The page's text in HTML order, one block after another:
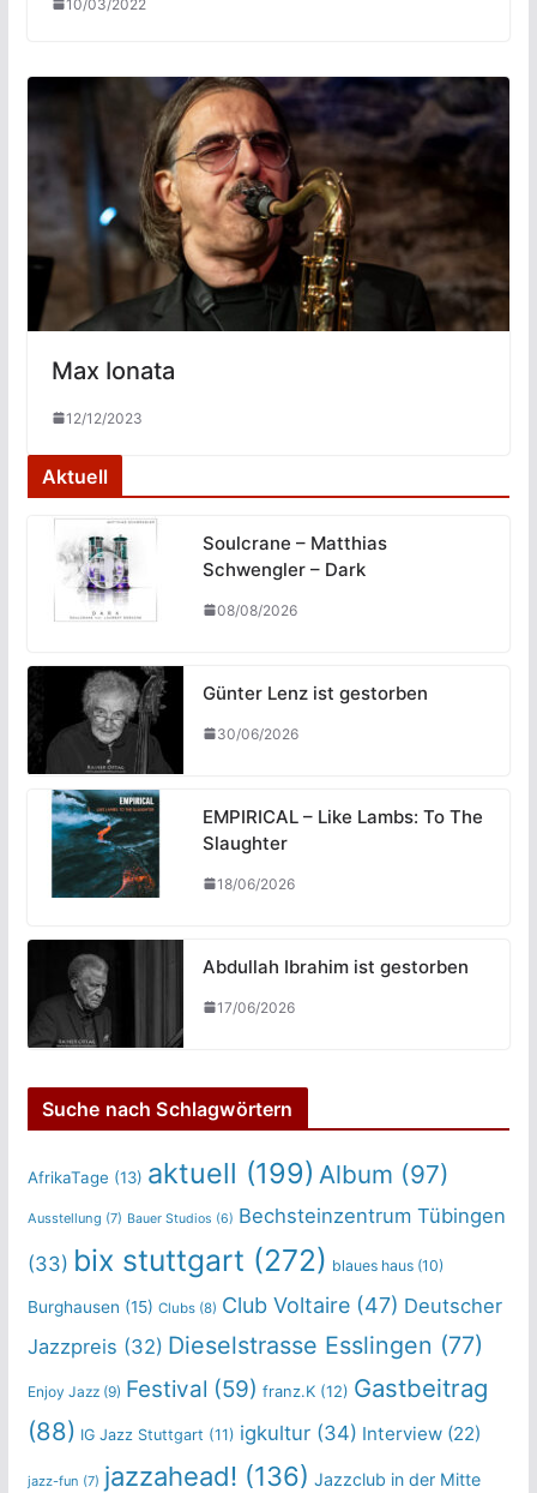
10/03/2022
Max Ionata
12/12/2023
Aktuell
Soulcrane – Matthias
Schwengler – Dark
08/08/2026
Günter Lenz ist gestorben
30/06/2026
EMPIRICAL – Like Lambs: To The
Slaughter
18/06/2026
Abdullah Ibrahim ist gestorben
17/06/2026
Suche nach Schlagwörtern
AfrikaTage (13) aktuell (199) Album (97)
Ausstellung (7) Bauer Studios (6) Bechsteinzentrum Tübingen
(33) bix stuttgart (272) blaues haus(10)
Burghausen (15) Clubs(8) Club Voltaire(47) Deutscher
Jazzpreis (32) Dieselstrasse Esslingen (77)
Enjoy Jazz(9) Festival (59) franz.K(12) Gastbeitrag
(88) IG Jazz Stuttgart (11) igkultur(34) Interview(22)
jazz-fun (7) jazzahead! (136) Jazzclub in der Mitte